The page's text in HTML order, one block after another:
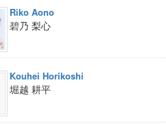
Riko Aono
碧乃 梨心
Kouhei Horikoshi
堀越 耕平